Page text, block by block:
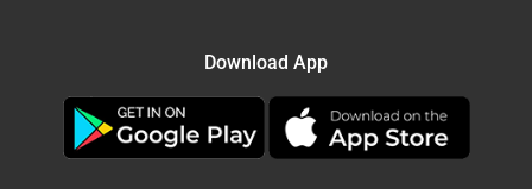
Download App